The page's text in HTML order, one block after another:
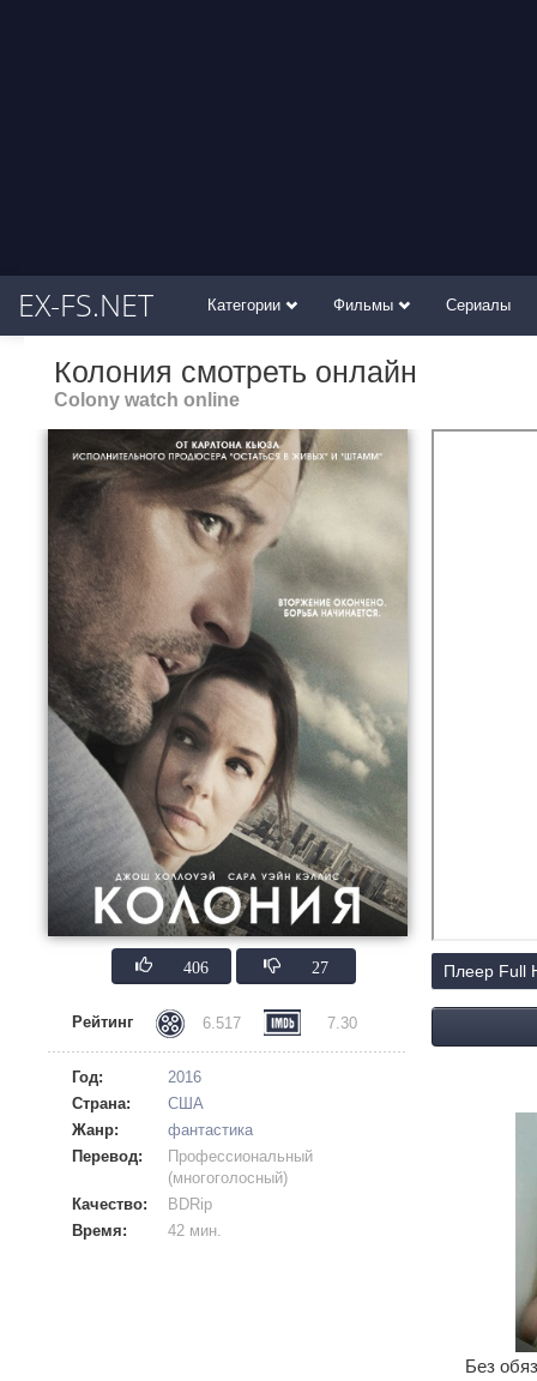
EX-FS.NET Категории Фильмы Сериалы
Колония смотреть онлайн
Colony watch online
406 27
Рейтинг 6.517 7.30
Год:
2016
Страна:
США
Жанр:
фантастика
Перевод:
Профессиональный
(многоголосный)
Качество:
BDRip
Время:
42 мин.
Плеер Full
Без